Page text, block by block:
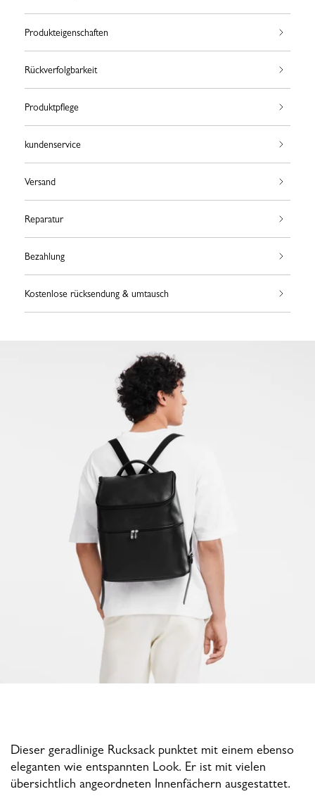
Produkteigenschaften
Rückverfolgbarkeit
Produktpflege
kundenservice
Versand
Reparatur
Bezahlung
Kostenlose rücksendung & umtausch
Dieser geradlinige Rucksack punktet mit einem ebenso
eleganten wie entspannten Look. Er ist mit vielen
übersichtlich angeordneten Innenfächern ausgestattet.